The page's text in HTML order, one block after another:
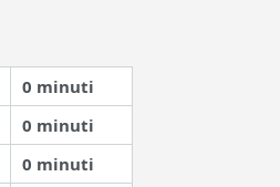
0 minuti
0 minuti
0 minuti